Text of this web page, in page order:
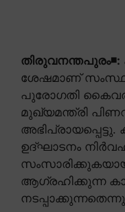
തിരുവനന്തപുരം◾:
ശേഷമാണ്
പുരോഗതി
മുഖ്യമന്ത്രി
ഉദ്ഘാടനം
ആഗ്രഹിക്കുന്ന